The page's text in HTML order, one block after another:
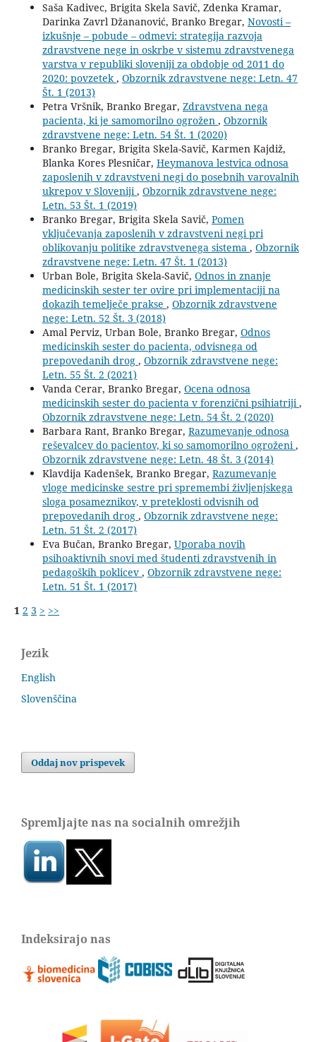
Saša Kadivec, Brigita Skela Savič, Zdenka Kramar,
Darinka Zavrl Džananović, Branko Bregar, Novosti –
izkušnje – pobude – odmevi: strategija razvoja
zdravstvene nege in oskrbe v sistemu zdravstvenega
varstva v republiki sloveniji za obdobje od 2011 do
2020: povzetek, Obzornik zdravstvene nege: Letn. 47
Št. 1 (2013)
Petra Vršnik, Branko Bregar, Zdravstvena nega
pacienta, ki je samomorilno ogrožen , Obzornik
zdravstvene nege: Letn. 54 Št. 1 (2020)
Branko Bregar, Brigita Skela-Savič, Karmen Kajdiž,
Blanka Kores Plesničar, Heymanova lestvica odnosa
zaposlenih v zdravstveni negi do posebnih varovalnih
ukrepov v Sloveniji, Obzornik zdravstvene nege:
Letn. 53 Št. 1 (2019)
Branko Bregar, Brigita Skela Savič, Pomen
vključevanja zaposlenih v zdravstveni negi pri
oblikovanju politike zdravstvenega sistema , Obzornik
zdravstvene nege: Letn. 47 Št. 1 (2013)
Urban Bole, Brigita Skela-Savič, Odnos in znanje
medicinskih sester ter ovire pri implementaciji na
dokazih temelječe prakse , Obzornik zdravstvene
nege: Letn. 52 Št. 3 (2018)
Amal Perviz, Urban Bole, Branko Bregar, Odnos
medicinskih sester do pacienta, odvisnega od
prepovedanih drog , Obzornik zdravstvene nege:
Letn. 55 Št. 2 (2021)
Vanda Cerar, Branko Bregar, Ocena odnosa
medicinskih sester do pacienta v forenzični psihiatriji,
Obzornik zdravstvene nege: Letn. 54 Št. 2 (2020)
Barbara Rant, Branko Bregar, Razumevanje odnosa
reševalcev do pacientov, ki so samomorilno ogroženi,
Obzornik zdravstvene nege: Letn. 48 Št. 3 (2014)
Klavdija Kadenšek, Branko Bregar, Razumevanje
vloge medicinske sestre pri spremembi življenjskega
sloga posameznikov, v preteklosti odvisnih od
prepovedanih drog , Obzornik zdravstvene nege:
Letn. 51 Št. 2 (2017)
Eva Bučan, Branko Bregar, Uporaba novih
psihoaktivnih snovi med študenti zdravstvenih in
pedagoških poklicev , Obzornik zdravstvene nege:
Letn. 51 Št. 1 (2017)
1 2 3 > >>
Jezik
English
Slovenščina
Oddaj nov prispevek
Spremljajte nas na socialnih omrežjih
Indeksirajo nas